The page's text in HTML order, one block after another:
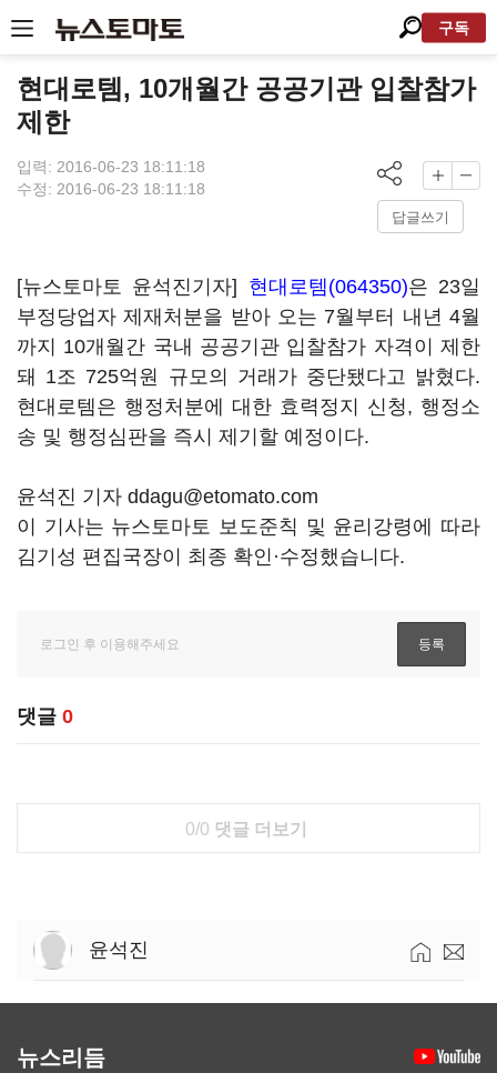
구독
현대로템, 10개월간 공공기관 입찰참가
제한
입력: 2016-06-23 18:11:18
수정: 2016-06-23 18:11:18
답글쓰기
[뉴스토마토 윤석진기자] 현대로템(064350)은 23일
부정당업자 제재처분을 받아 오는 7월부터 내년 4월
까지 10개월간 국내 공공기관 입찰참가 자격이 제한
돼 1조 725억원 규모의 거래가 중단됐다고 밝혔다.
현대로템은 행정처분에 대한 효력정지 신청, 행정소
송 및 행정심판을 즉시 제기할 예정이다.
윤석진 기자 ddagu@etomato.com
이 기사는 뉴스토마토 보도준칙 및 윤리강령에 따라
김기성 편집국장이 최종 확인·수정했습니다.
댓글 0
0/0 댓글 더보기
윤석진
뉴스리듬